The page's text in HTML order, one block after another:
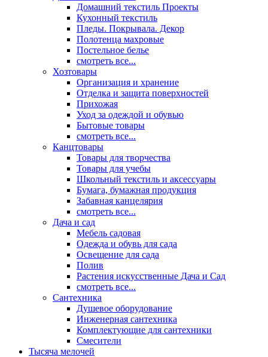
Домашний текстиль Проекты
Кухонный текстиль
Пледы. Покрывала. Декор
Полотенца махровые
Постельное белье
смотреть все...
Хозтовары
Организация и хранение
Отделка и защита поверхностей
Прихожая
Уход за одеждой и обувью
Бытовые товары
смотреть все...
Канцтовары
Товары для творчества
Товары для учебы
Школьный текстиль и аксессуары
Бумага, бумажная продукция
Забавная канцелярия
смотреть все...
Дача и сад
Мебель садовая
Одежда и обувь для сада
Освещение для сада
Полив
Растения искусственные Дача и Сад
смотреть все...
Сантехника
Душевое оборудование
Инженерная сантехника
Комплектующие для сантехники
Смесители
Тысяча мелочей